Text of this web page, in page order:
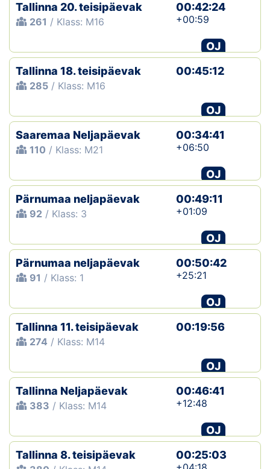
Tallinna 20. teisipäevak
261 / Klass: M16
00:42:24
+00:59
OJ
Tallinna 18. teisipäevak
285 / Klass: M16
00:45:12
OJ
Saaremaa Neljapäevak
110 / Klass: M21
00:34:41
+06:50
OJ
Pärnumaa neljapäevak
92 / Klass: 3
00:49:11
+01:09
OJ
Pärnumaa neljapäevak
91 / Klass: 1
00:50:42
+25:21
OJ
Tallinna 11. teisipäevak
274 / Klass: M14
00:19:56
OJ
Tallinna Neljapäevak
383 / Klass: M14
00:46:41
+12:48
OJ
Tallinna 8. teisipäevak
00:25:03